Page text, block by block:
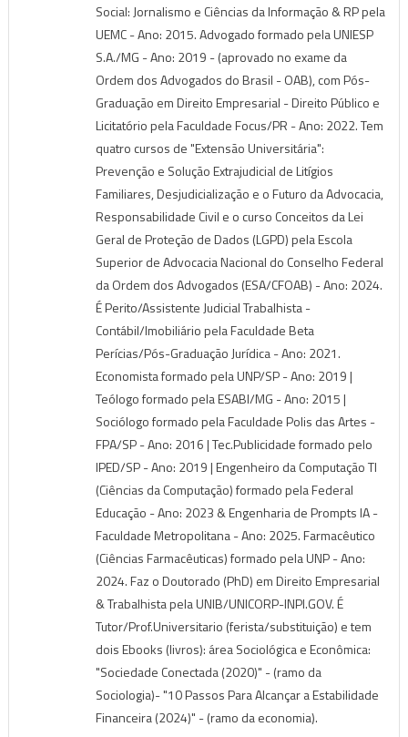
Social: Jornalismo e Ciências da Informação & RP pela
UEMC - Ano: 2015. Advogado formado pela UNIESP
S.A./MG - Ano: 2019 - (aprovado no exame da
Ordem dos Advogados do Brasil - OAB), com Pós-
Graduação em Direito Empresarial - Direito Público e
Licitatório pela Faculdade Focus/PR - Ano: 2022. Tem
quatro cursos de "Extensão Universitária":
Prevenção e Solução Extrajudicial de Litígios
Familiares, Desjudicialização e o Futuro da Advocacia,
Responsabilidade Civil e o curso Conceitos da Lei
Geral de Proteção de Dados (LGPD) pela Escola
Superior de Advocacia Nacional do Conselho Federal
da Ordem dos Advogados (ESA/CFOAB) - Ano: 2024.
É Perito/Assistente Judicial Trabalhista -
Contábil/Imobiliário pela Faculdade Beta
Perícias/Pós-Graduação Jurídica - Ano: 2021.
Economista formado pela UNP/SP - Ano: 2019 |
Teólogo formado pela ESABI/MG - Ano: 2015 |
Sociólogo formado pela Faculdade Polis das Artes -
FPA/SP - Ano: 2016 | Tec.Publicidade formado pelo
IPED/SP - Ano: 2019 | Engenheiro da Computação TI
(Ciências da Computação) formado pela Federal
Educação - Ano: 2023 & Engenharia de Prompts IA -
Faculdade Metropolitana - Ano: 2025. Farmacêutico
(Ciências Farmacêuticas) formado pela UNP - Ano:
2024. Faz o Doutorado (PhD) em Direito Empresarial
& Trabalhista pela UNIB/UNICORP-INPI.GOV. É
Tutor/Prof.Universitario (ferista/substituição) e tem
dois Ebooks (livros): área Sociológica e Econômica:
"Sociedade Conectada (2020)" - (ramo da
Sociologia)- "10 Passos Para Alcançar a Estabilidade
Financeira (2024)" - (ramo da economia).